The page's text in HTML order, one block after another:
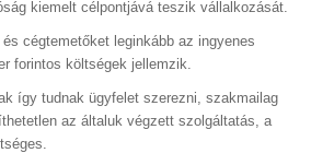
kiemelt célpontjává teszik vállalkozását.
cégtemetőket leginkább az ingyenes
forintos költségek jellemzik.
így tudnak ügyfelet szerezni, szakmailag
az általuk végzett szolgáltatás, a